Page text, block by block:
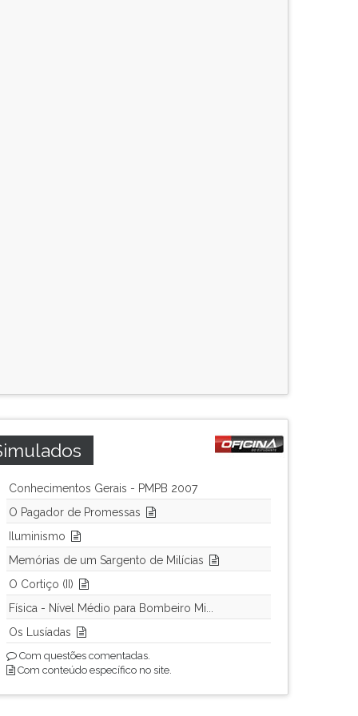
Conhecimentos Gerais - PMPB 2007
O Pagador de Promessas
Iluminismo
Memórias de um Sargento de Milícias
O Cortiço (II)
Física - Nível Médio para Bombeiro Mi...
Os Lusíadas
Com questões comentadas.
Com conteúdo específico no site.